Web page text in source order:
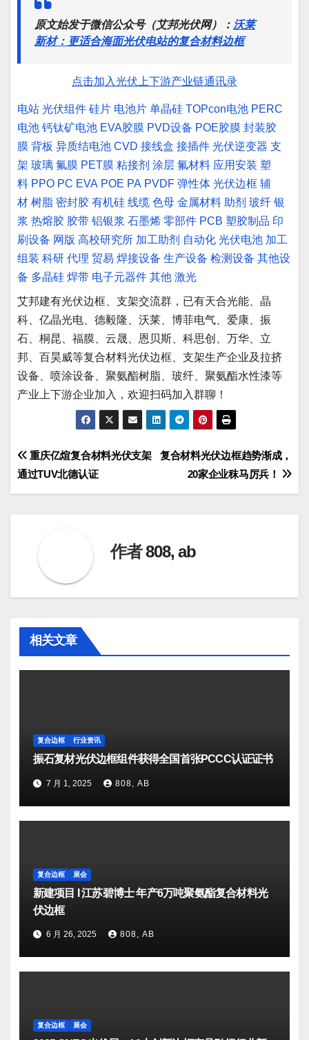
原文始发于微信公众号（艾邦光伏网）： 沃莱
新材：更适合海面光伏电站的复合材料边框
点击加入光伏上下游产业链通讯录
电站 光伏组件 硅片 电池片 单晶硅 TOPcon电池 PERC
电池 钙钛矿电池 EVA胶膜 PVD设备 POE胶膜 封装胶
膜 背板 异质结电池 CVD 接线盒 接插件 光伏逆变器 支
架 玻璃 氟膜 PET膜 粘接剂 涂层 氟材料 应用安装 塑
料 PPO PC EVA POE PA PVDF 弹性体 光伏边框 辅
材 树脂 密封胶 有机硅 线缆 色母 金属材料 助剂 玻纤 银
浆 热熔胶 胶带 铝银浆 石墨烯 零部件 PCB 塑胶制品 印
刷设备 网版 高校研究所 加工助剂 自动化 光伏电池 加工
组装 科研 代理 贸易 焊接设备 生产设备 检测设备 其他设
备 多晶硅 焊带 电子元器件 其他 激光
艾邦建有光伏边框、支架交流群，已有天合光能、晶
科、亿晶光电、德毅隆、沃莱、博菲电气、爱康、振
石、桐昆、福膜、云晟、恩贝斯、科思创、万华、立
邦、百昊威等复合材料光伏边框、支架生产企业及拉挤
设备、喷涂设备、聚氨酯树脂、玻纤、聚氨酯水性漆等
产业上下游企业加入，欢迎扫码加入群聊！
文
章
复合材料光伏边框趋势渐成，
20家企业秣马厉兵！
重庆亿煊复合材料光伏支架
通过TUV北德认证
作者808, ab
相关文章
复合边框 行业资讯
振石复材光伏边框组件获得全国首张PCCC认证证书
7 月 1, 2025 808, AB
复合边框 展会
新建项目 I 江苏碧博士 年产6万吨聚氨酯复合材料光
伏边框
6 月 26, 2025 808, AB
复合边框 展会